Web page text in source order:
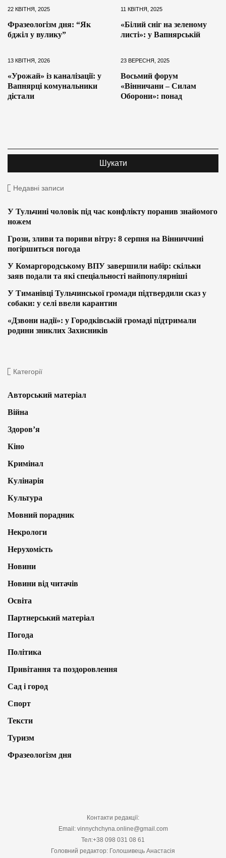
22 КВІТНЯ, 2025
Фразеологізм дня: “Як
бджіл у вулику”
11 КВІТНЯ, 2025
«Білий сніг на зеленому
листі»: у Вапнярській
13 КВІТНЯ, 2026
«Урожай» із каналізації: у
Вапнярці комунальники
дістали
23 ВЕРЕСНЯ, 2025
Восьмий форум
«Вінничани – Силам
Оборони»: понад
Недавні записи
У Тульчині чоловік під час конфлікту поранив знайомого
ножем
Грози, зливи та пориви вітру: 8 серпня на Вінниччині
погіршиться погода
У Комаргородському ВПУ завершили набір: скільки
заяв подали та які спеціальності найпопулярніші
У Тиманівці Тульчинської громади підтвердили сказ у
собаки: у селі ввели карантин
«Дзвони надії»: у Городківській громаді підтримали
родини зниклих Захисників
Категорії
Авторський матеріал
Війна
Здоров’я
Кіно
Кримінал
Кулінарія
Культура
Мовний порадник
Некрологи
Нерухомість
Новини
Новини від читачів
Освіта
Партнерський матеріал
Погода
Політика
Привітання та поздоровлення
Сад і город
Спорт
Тексти
Туризм
Фразеологізм дня
Контакти редакції:
Email: vinnychchyna.online@gmail.com
Тел:+38 098 031 08 61
Головний редактор: Голошивець Анастасія